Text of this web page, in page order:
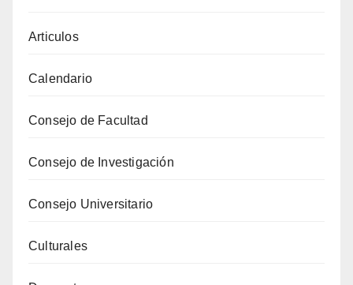
Articulos
Calendario
Consejo de Facultad
Consejo de Investigación
Consejo Universitario
Culturales